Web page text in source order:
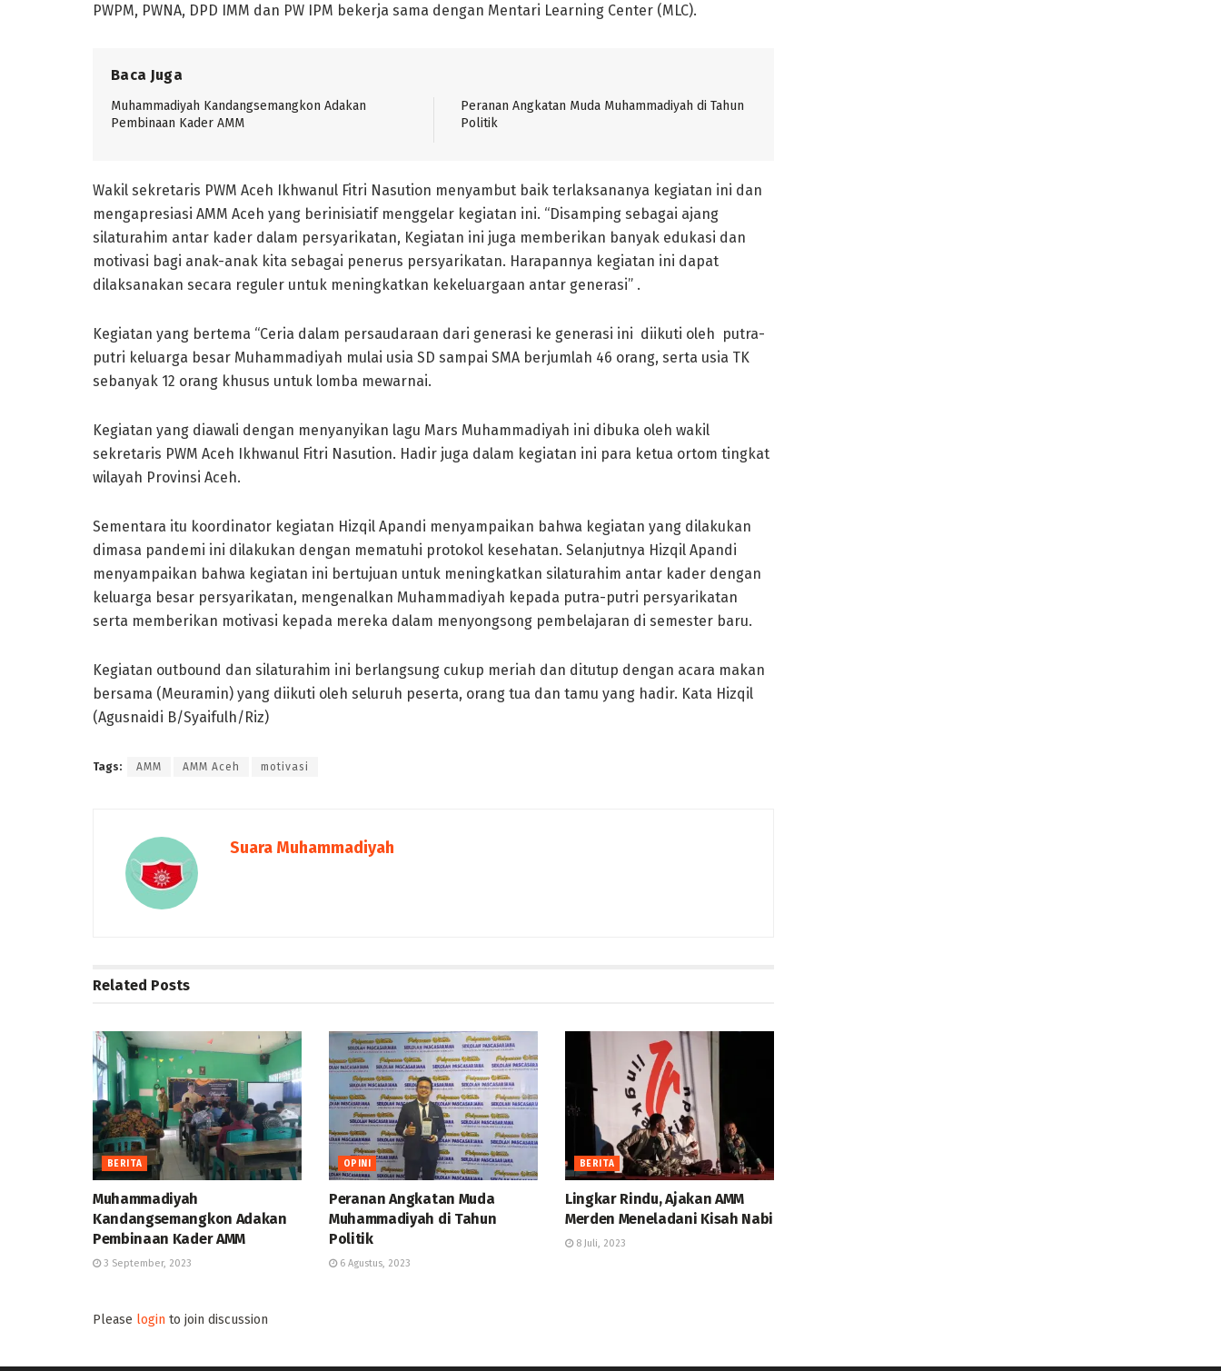
PWPM, PWNA, DPD IMM dan PW IPM bekerja sama dengan Mentari Learning Center (MLC).
Baca Juga
Muhammadiyah Kandangsemangkon Adakan
Pembinaan Kader AMM
Peranan Angkatan Muda Muhammadiyah di Tahun
Politik
Wakil sekretaris PWM Aceh Ikhwanul Fitri Nasution menyambut baik terlaksananya kegiatan ini dan
mengapresiasi AMM Aceh yang berinisiatif menggelar kegiatan ini. “Disamping sebagai ajang
silaturahim antar kader dalam persyarikatan, Kegiatan ini juga memberikan banyak edukasi dan
motivasi bagi anak-anak kita sebagai penerus persyarikatan. Harapannya kegiatan ini dapat
dilaksanakan secara reguler untuk meningkatkan kekeluargaan antar generasi” .
Kegiatan yang bertema “Ceria dalam persaudaraan dari generasi ke generasi ini diikuti oleh putra-
putri keluarga besar Muhammadiyah mulai usia SD sampai SMA berjumlah 46 orang, serta usia TK
sebanyak 12 orang khusus untuk lomba mewarnai.
Kegiatan yang diawali dengan menyanyikan lagu Mars Muhammadiyah ini dibuka oleh wakil
sekretaris PWM Aceh Ikhwanul Fitri Nasution. Hadir juga dalam kegiatan ini para ketua ortom tingkat
wilayah Provinsi Aceh.
Sementara itu koordinator kegiatan Hizqil Apandi menyampaikan bahwa kegiatan yang dilakukan
dimasa pandemi ini dilakukan dengan mematuhi protokol kesehatan. Selanjutnya Hizqil Apandi
menyampaikan bahwa kegiatan ini bertujuan untuk meningkatkan silaturahim antar kader dengan
keluarga besar persyarikatan, mengenalkan Muhammadiyah kepada putra-putri persyarikatan
serta memberikan motivasi kepada mereka dalam menyongsong pembelajaran di semester baru.
Kegiatan outbound dan silaturahim ini berlangsung cukup meriah dan ditutup dengan acara makan
bersama (Meuramin) yang diikuti oleh seluruh peserta, orang tua dan tamu yang hadir. Kata Hizqil
(Agusnaidi B/Syaifulh/Riz)
Tags: AMM AMM Aceh motivasi
Suara Muhammadiyah
Related Posts
BERITA
Muhammadiyah
Kandangsemangkon Adakan
Pembinaan Kader AMM
3 September, 2023
OPINI
Peranan Angkatan Muda
Muhammadiyah di Tahun
Politik
6 Agustus, 2023
BERITA
Lingkar Rindu, Ajakan AMM
Merden Meneladani Kisah Nabi
8 Juli, 2023
Please login to join discussion